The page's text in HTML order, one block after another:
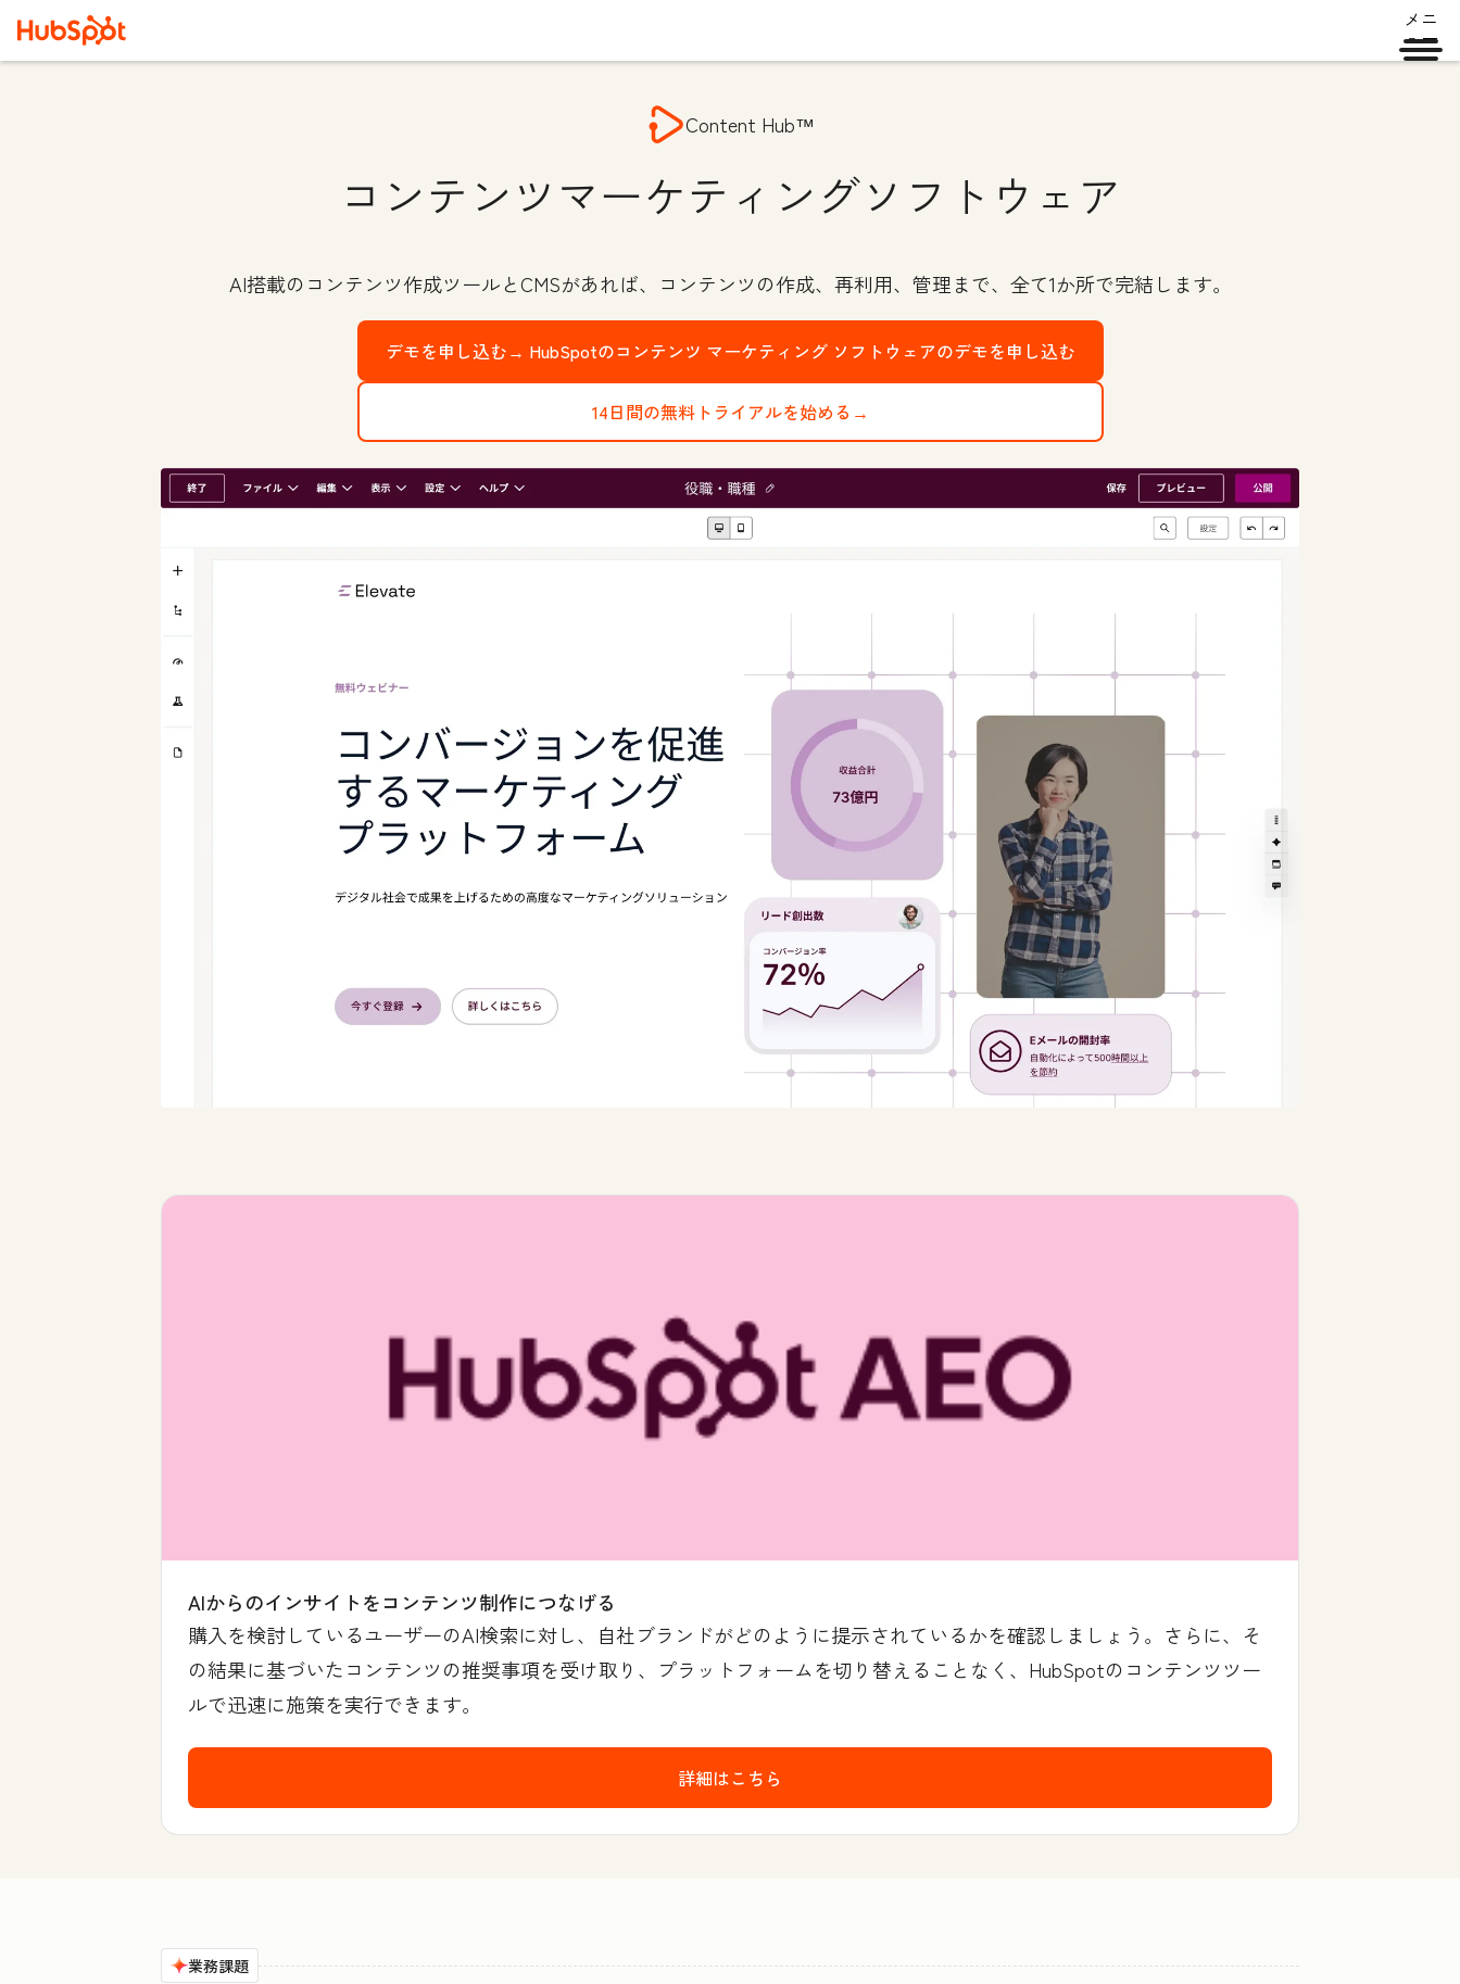
メニ
ュー
Content Hub™
コンテンツマーケティングソフトウェア
AI搭載のコンテンツ作成ツールとCMSがあれば、コンテンツの作成、再利用、管理まで、全て1か所で完結します。
デモを申し込む→ HubSpotのコンテンツ マーケティング ソフトウェアのデモを申し込む
14日間の無料トライアルを始める→
AIからのインサイトをコンテンツ制作につなげる
購入を検討しているユーザーのAI検索に対し、自社ブランドがどのように提示されているかを確認しましょう。さらに、そ
の結果に基づいたコンテンツの推奨事項を受け取り、プラットフォームを切り替えることなく、HubSpotのコンテンツツー
ルで迅速に施策を実行できます。
詳細はこちら
業務課題